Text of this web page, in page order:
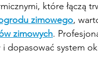
które łączą
zimowego,
zimowych.
i dopasować system